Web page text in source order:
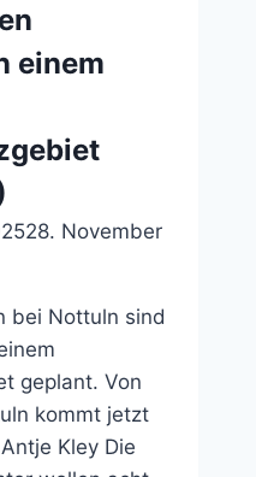
einem
28. November
bei Nottuln sind
geplant. Von
kommt jetzt
Kley Die